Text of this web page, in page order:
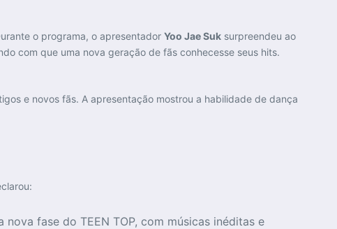
o programa, o apresentador Yoo Jae Suk surpreendeu ao
com que uma nova geração de fãs conhecesse seus hits.
e novos fãs. A apresentação mostrou a habilidade de dança
fase do TEEN TOP, com músicas inéditas e